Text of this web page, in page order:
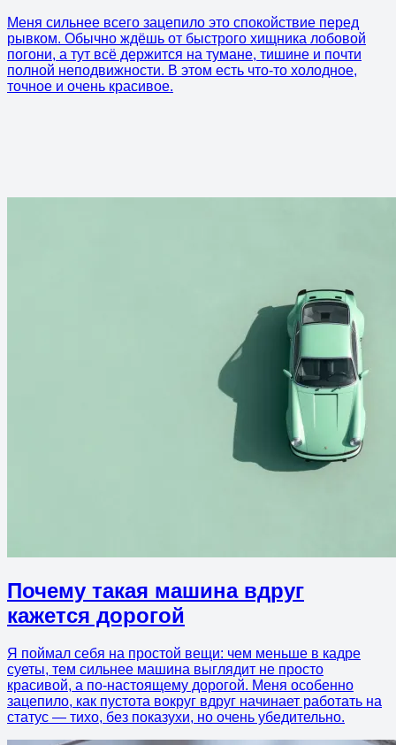
Меня сильнее всего зацепило это спокойствие перед
рывком. Обычно ждёшь от быстрого хищника лобовой
погони, а тут всё держится на тумане, тишине и почти
полной неподвижности. В этом есть что-то холодное,
точное и очень красивое.
Почему такая машина вдруг
кажется дорогой
Я поймал себя на простой вещи: чем меньше в кадре
суеты, тем сильнее машина выглядит не просто
красивой, а по-настоящему дорогой. Меня особенно
зацепило, как пустота вокруг вдруг начинает работать на
статус — тихо, без показухи, но очень убедительно.